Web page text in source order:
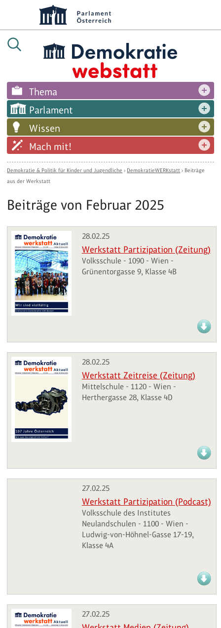
Thema
Parlament
Wissen
Mach mit!
Demokratie & Politik für Kinder und Jugendliche › DemokratieWERKstatt › Beiträge
aus der Werkstatt
Beiträge von Februar 2025
28.02.25
Werkstatt Partizipation (Zeitung)
Volksschule - 1090 - Wien -
Grünentorgasse 9, Klasse 4B
28.02.25
Werkstatt Zeitreise (Zeitung)
Mittelschule - 1120 - Wien -
Herthergasse 28, Klasse 4D
27.02.25
Werkstatt Partizipation (Podcast)
Volksschule des Institutes
Neulandschulen - 1100 - Wien -
Ludwig-von-Höhnel-Gasse 17-19,
Klasse 4A
27.02.25